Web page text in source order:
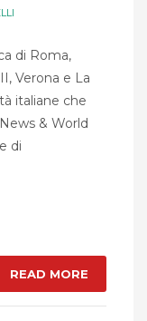
di Roma,
Verona e La
italiane che
& World
di
READ MORE